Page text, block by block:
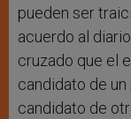
pueden ser
acuerdo al
cruzado que el
candidato de
candidato de